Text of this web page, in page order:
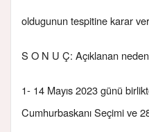
oldugunun tespitine karar
S O N U Ç: Açıklanan
1- 14 Mayıs 2023 günü
Cumhurbaskanı Seçimi ve